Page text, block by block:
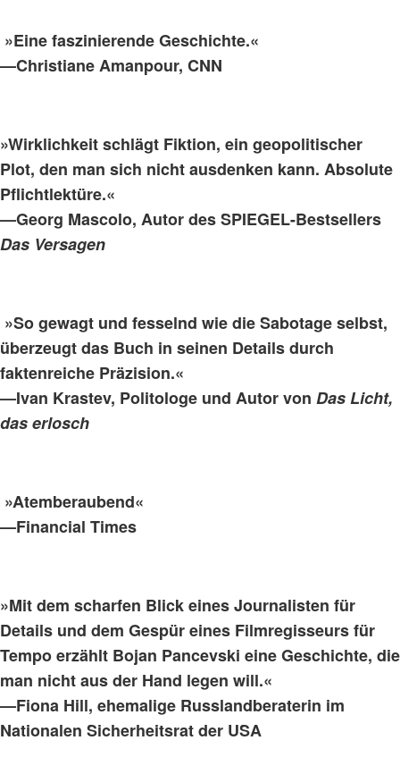
»Eine faszinierende Geschichte.«
—Christiane Amanpour, CNN
»Wirklichkeit schlägt Fiktion, ein geopolitischer
Plot, den man sich nicht ausdenken kann. Absolute
Pflichtlektüre.«
—Georg Mascolo, Autor des SPIEGEL-Bestsellers
Das Versagen
»So gewagt und fesselnd wie die Sabotage selbst,
überzeugt das Buch in seinen Details durch
faktenreiche Präzision.«
—Ivan Krastev, Politologe und Autor von Das Licht,
das erlosch
»Atemberaubend«
—Financial Times
»Mit dem scharfen Blick eines Journalisten für
Details und dem Gespür eines Filmregisseurs für
Tempo erzählt Bojan Pancevski eine Geschichte, die
man nicht aus der Hand legen will.«
—Fiona Hill, ehemalige Russlandberaterin im
Nationalen Sicherheitsrat der USA